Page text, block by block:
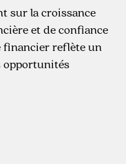
sur la croissance
et de confiance
financier reflète un
opportunités